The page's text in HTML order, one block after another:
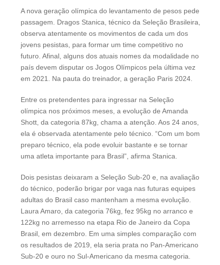
A nova geração olímpica do levantamento de pesos pede
passagem. Dragos Stanica, técnico da Seleção Brasileira,
observa atentamente os movimentos de cada um dos
jovens pesistas, para formar um time competitivo no
futuro. Afinal, alguns dos atuais nomes da modalidade no
país devem disputar os Jogos Olímpicos pela última vez
em 2021. Na pauta do treinador, a geração Paris 2024.
Entre os pretendentes para ingressar na Seleção
olímpica nos próximos meses, a evolução de Amanda
Shott, da categoria 87kg, chama a atenção. Aos 24 anos,
ela é observada atentamente pelo técnico. “Com um bom
preparo técnico, ela pode evoluir bastante e se tornar
uma atleta importante para Brasil”, afirma Stanica.
Dois pesistas deixaram a Seleção Sub-20 e, na avaliação
do técnico, poderão brigar por vaga nas futuras equipes
adultas do Brasil caso mantenham a mesma evolução.
Laura Amaro, da categoria 76kg, fez 95kg no arranco e
122kg no arremesso na etapa Rio de Janeiro da Copa
Brasil, em dezembro. Em uma simples comparação com
os resultados de 2019, ela seria prata no Pan-Americano
Sub-20 e ouro no Sul-Americano da mesma categoria.